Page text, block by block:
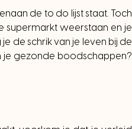
de to do lijst staat. Toch
supermarkt weerstaan en je
de schrik van je leven bij de
je gezonde boodschappen?